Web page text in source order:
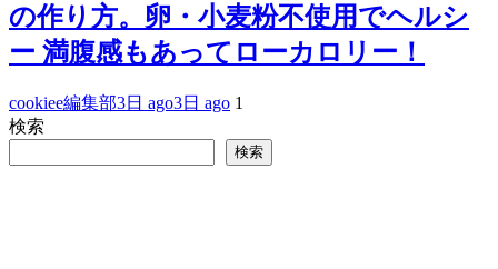
の作り方。卵・小麦粉不使用でヘルシ
ー 満腹感もあってローカロリー！
cookiee編集部3日 ago3日 ago 1
検索
検索